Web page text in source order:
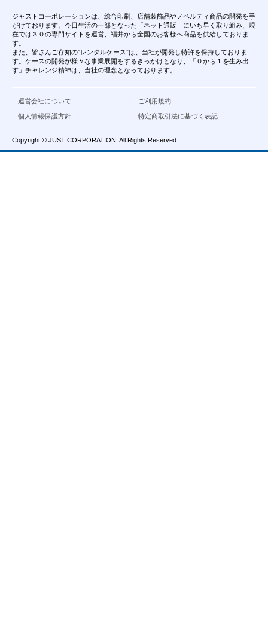
ジャストコーポレーションは、総合印刷、店舗装飾品やノベルティ商品の開発を手
がけております。今日生活の一部となった「ネット通販」にいち早く取り組み、現
在では３０の専門サイトを運営、福井から全国のお客様へ商品を供給しておりま
す。
また、皆さんご存知の”レンタルケース”は、当社が開発し特許を保持しておりま
す。ケースの開発が様々な事業展開をするきっかけとなり、「０から１を生み出
す」チャレンジ精神は、当社の理念となっております。
運営会社について
個人情報保護方針
ご利用規約
特定商取引法に基づく表記
Copyright © JUST CORPORATION. All Rights Reserved.